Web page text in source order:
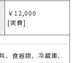
￥12,000
[実費]
食器類、冷蔵庫、